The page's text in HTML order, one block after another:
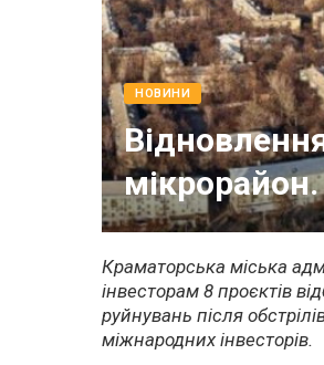
НОВИНИ
Краматорська міська
інвесторам 8 проєктів
руйнувань після
міжнародних інвесторів.